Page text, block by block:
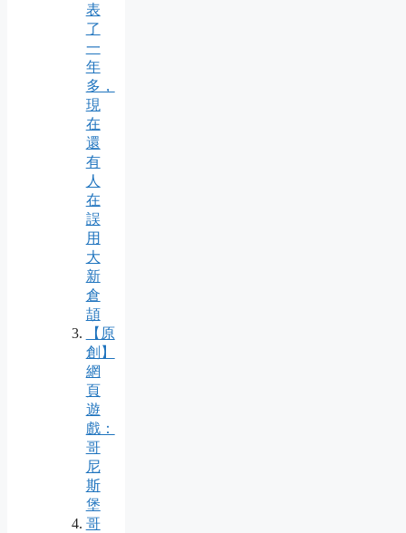
表
了
一
年
多，
現
在
還
有
人
在
誤
用
大
新
倉
頡
【原
創】
網
頁
遊
戲：
哥
尼
斯
堡
哥